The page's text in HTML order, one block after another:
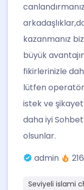
kazanmanız
büyük
fikirlerinizle
lütfen operatör
istek ve
daha iyi
olsunlar.
admin
Seviyeli islami